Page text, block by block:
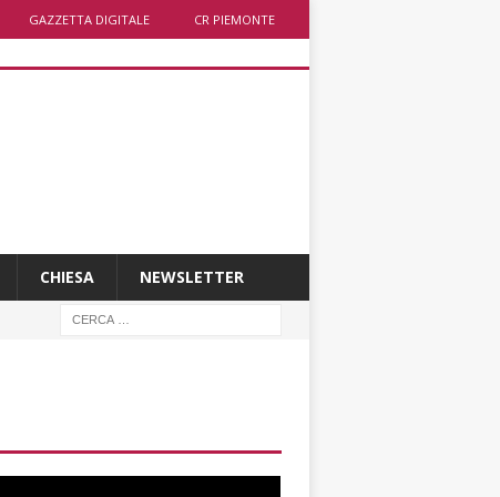
GAZZETTA DIGITALE CR PIEMONTE
CHIESA NEWSLETTER